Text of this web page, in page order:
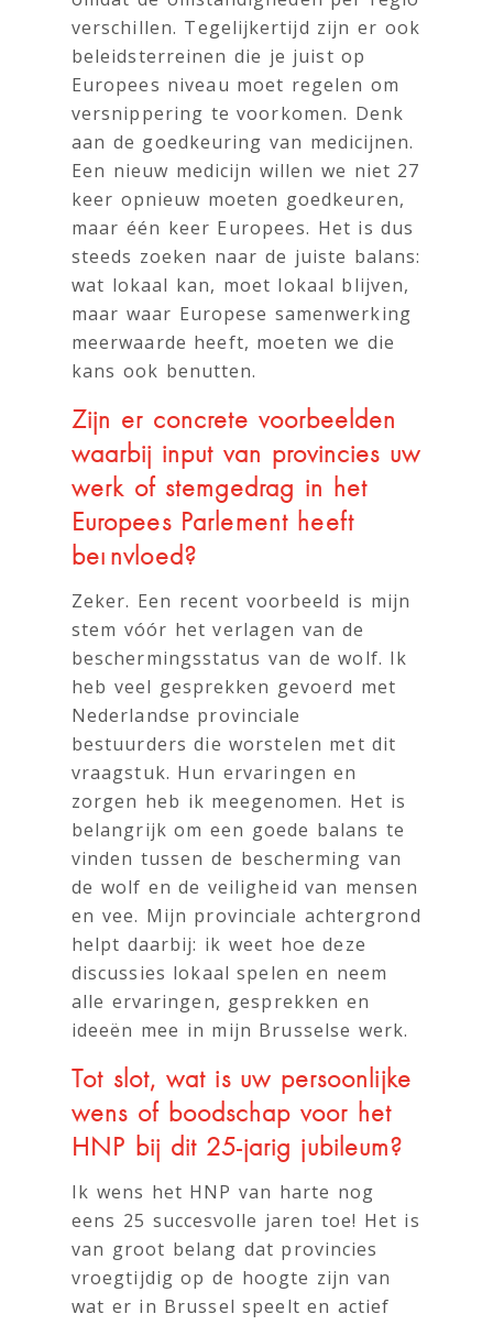
verschillen. Tegelijkertijd zijn er ook
beleidsterreinen die je juist op
Europees niveau moet regelen om
versnippering te voorkomen. Denk
aan de goedkeuring van medicijnen.
Een nieuw medicijn willen we niet 27
keer opnieuw moeten goedkeuren,
maar één keer Europees. Het is dus
steeds zoeken naar de juiste balans:
wat lokaal kan, moet lokaal blijven,
maar waar Europese samenwerking
meerwaarde heeft, moeten we die
kans ook benutten.
Zijn er concrete voorbeelden
waarbij input van provincies uw
werk of stemgedrag in het
Europees Parlement heeft
beïnvloed?
Zeker. Een recent voorbeeld is mijn
stem vóór het verlagen van de
beschermingsstatus van de wolf. Ik
heb veel gesprekken gevoerd met
Nederlandse provinciale
bestuurders die worstelen met dit
vraagstuk. Hun ervaringen en
zorgen heb ik meegenomen. Het is
belangrijk om een goede balans te
vinden tussen de bescherming van
de wolf en de veiligheid van mensen
en vee. Mijn provinciale achtergrond
helpt daarbij: ik weet hoe deze
discussies lokaal spelen en neem
alle ervaringen, gesprekken en
ideeën mee in mijn Brusselse werk.
Tot slot, wat is uw persoonlijke
wens of boodschap voor het
HNP bij dit 25-jarig jubileum?
Ik wens het HNP van harte nog
eens 25 succesvolle jaren toe! Het is
van groot belang dat provincies
vroegtijdig op de hoogte zijn van
wat er in Brussel speelt en actief